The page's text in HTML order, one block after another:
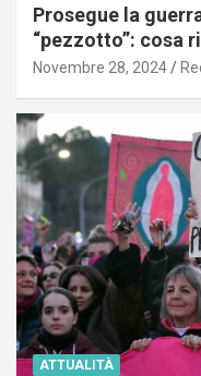
Prosegue la
“pezzotto”: cosa
Novembre 28, 2024
ATTUALITÀ